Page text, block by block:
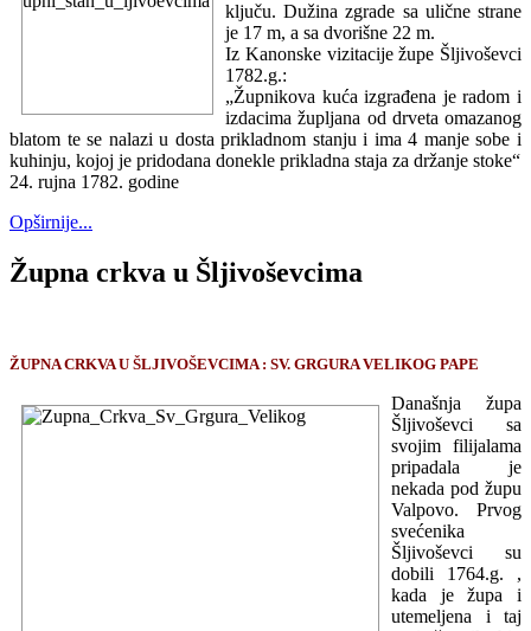
ključu. Dužina zgrade sa ulične strane
je 17 m, a sa dvorišne 22 m.
Iz Kanonske vizitacije župe Šljivoševci
1782.g.:
„Župnikova kuća izgrađena je radom i
izdacima župljana od drveta omazanog
blatom te se nalazi u dosta prikladnom stanju i ima 4 manje sobe i
kuhinju, kojoj je pridodana donekle prikladna staja za držanje stoke“
24. rujna 1782. godine
Opširnije...
Župna crkva u Šljivoševcima
ŽUPNA CRKVA U ŠLJIVOŠEVCIMA : SV. GRGURA VELIKOG PAPE
Današnja župa
Šljivoševci sa
svojim filijalama
pripadala je
nekada pod župu
Valpovo. Prvog
svećenika
Šljivoševci su
dobili 1764.g. ,
kada je župa i
utemeljena i taj